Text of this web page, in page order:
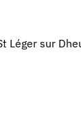
Léger sur